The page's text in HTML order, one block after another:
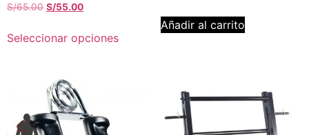
S/65.00 S/55.00
Seleccionar opciones
Añadir al carrito